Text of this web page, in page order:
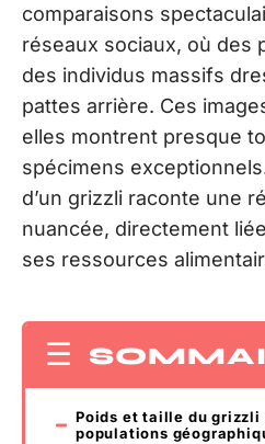
comparaisons
réseaux sociaux, où des
des individus massifs
pattes arrière. Ces
elles montrent presque
spécimens
d’un grizzli raconte une
nuancée, directement
ses ressources
Poids et taille du grizzli
populations